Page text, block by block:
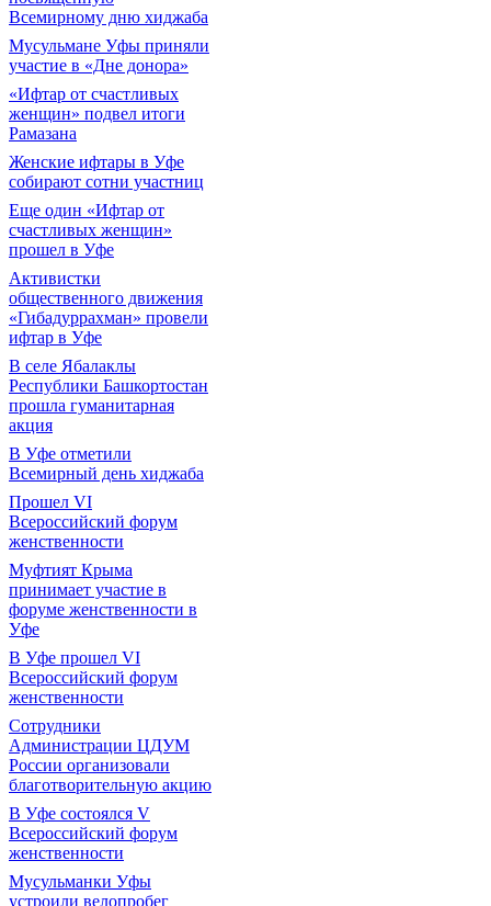
Всемирному дню хиджаба
Мусульмане Уфы приняли
участие в «Дне донора»
«Ифтар от счастливых
женщин» подвел итоги
Рамазана
Женские ифтары в Уфе
собирают сотни участниц
Еще один «Ифтар от
счастливых женщин»
прошел в Уфе
Активистки
общественного движения
«Гибадуррахман» провели
ифтар в Уфе
В селе Ябалаклы
Республики Башкортостан
прошла гуманитарная
акция
В Уфе отметили
Всемирный день хиджаба
Прошел VI
Всероссийский форум
женственности
Муфтият Крыма
принимает участие в
форуме женственности в
Уфе
В Уфе прошел VI
Всероссийский форум
женственности
Сотрудники
Администрации ЦДУМ
России организовали
благотворительную акцию
В Уфе состоялся V
Всероссийский форум
женственности
Мусульманки Уфы
устроили велопробег